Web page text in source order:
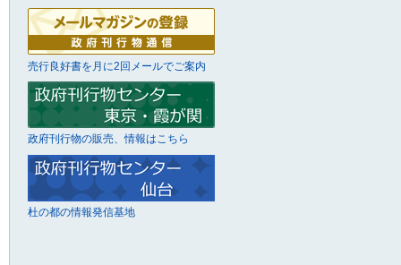
売行良好書を月に2回メールでご案内
政府刊行物の販売、情報はこちら
杜の都の情報発信基地